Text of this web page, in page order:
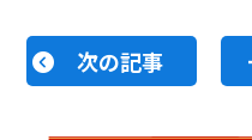
次の記事